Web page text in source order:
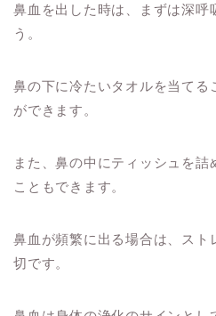
鼻血を出した時は、まずは深呼
う。
鼻の下に冷たいタオルを当てる
ができます。
また、鼻の中にティッシュを詰
こともできます。
鼻血が頻繁に出る場合は、スト
切です。